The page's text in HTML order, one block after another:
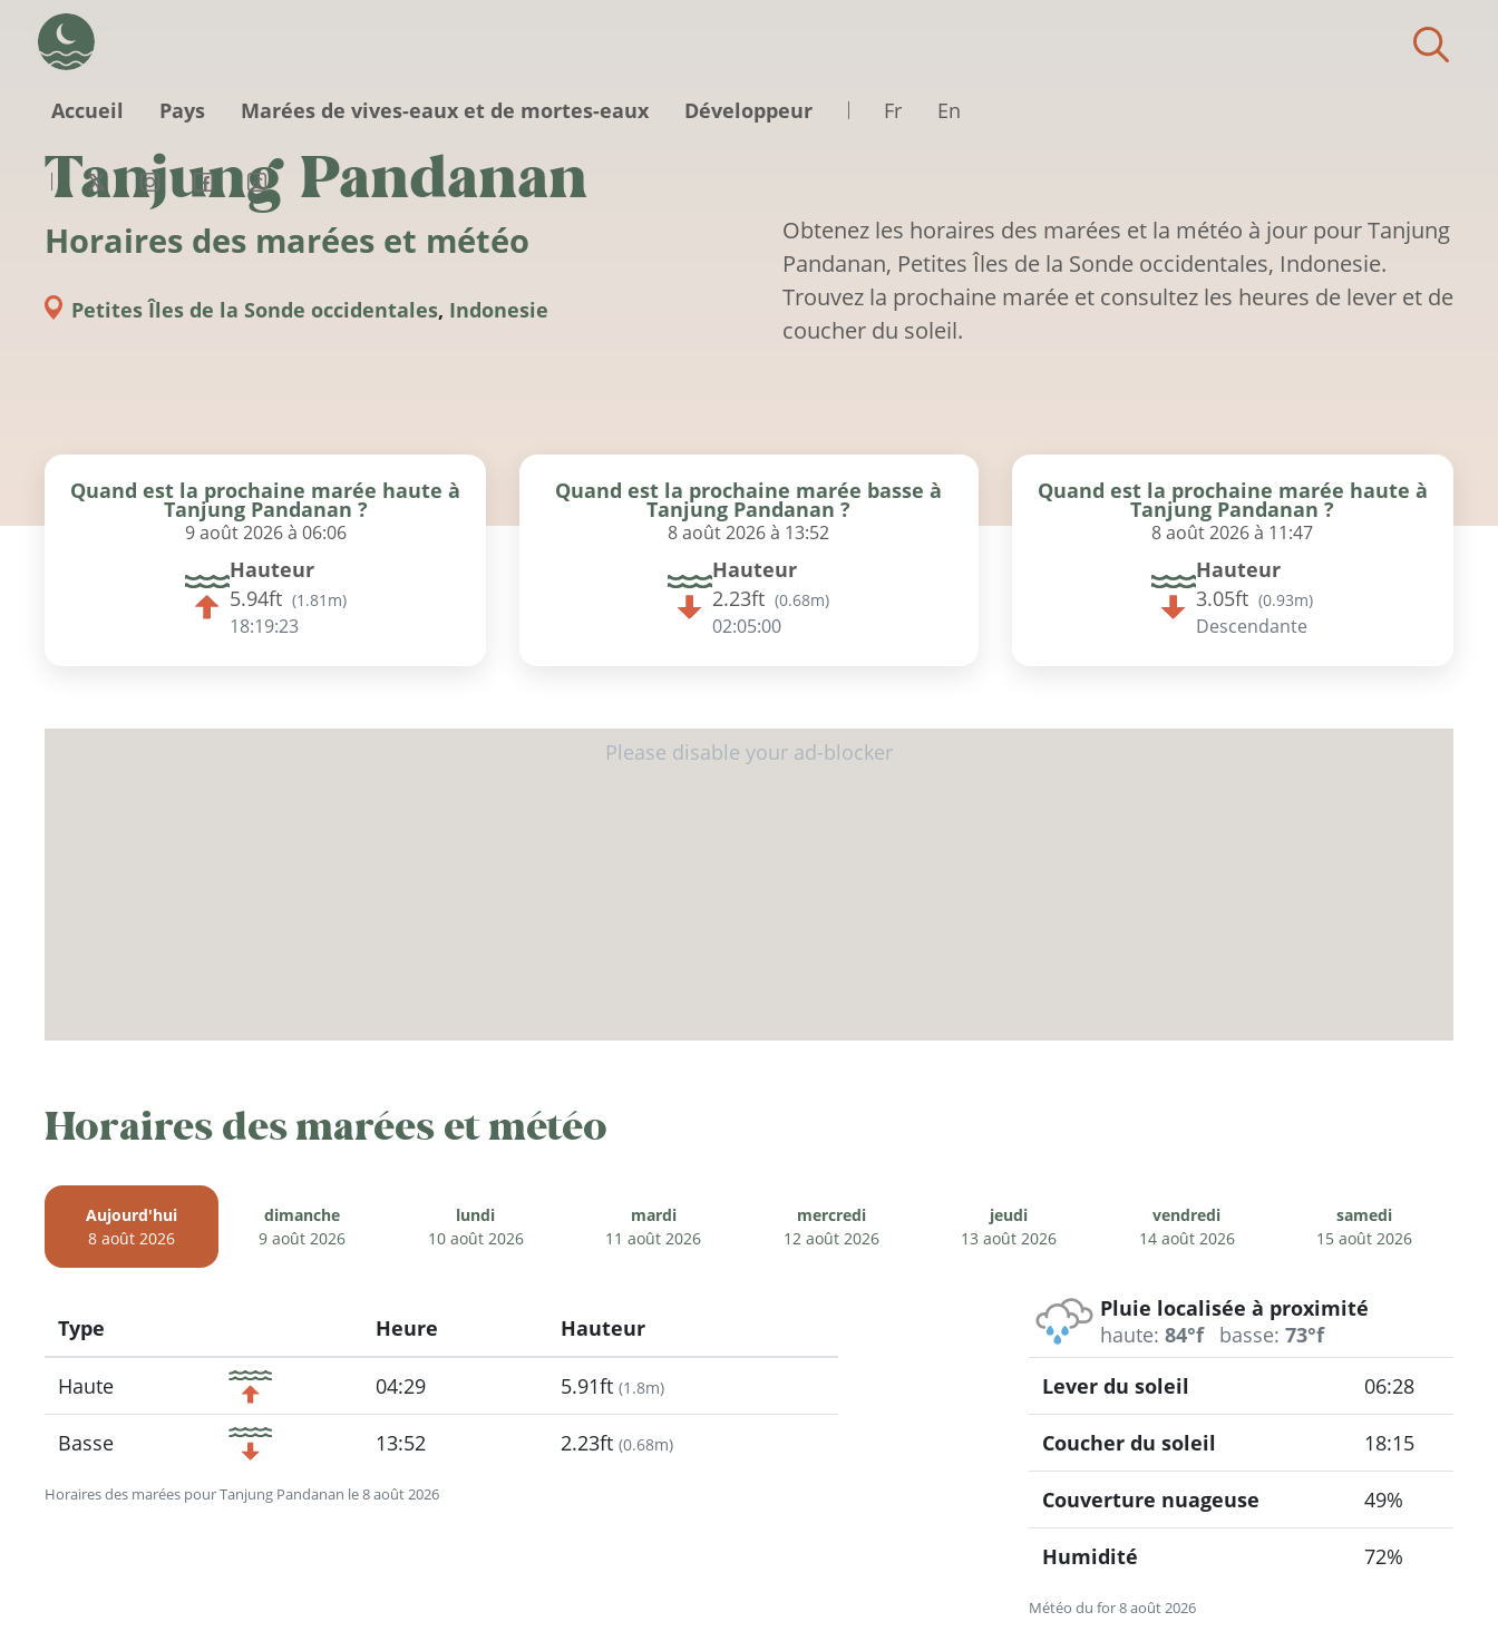
Accueil
Pays Marées de vives-eaux et de mortes-eaux Développeur Fr En
Tanjung Pandanan
Horaires des marées et météo
Petites Îles de la Sonde occidentales, Indonesie
Obtenez les horaires des marées et la météo à jour pour Tanjung
Pandanan, Petites Îles de la Sonde occidentales, Indonesie.
Trouvez la prochaine marée et consultez les heures de lever et de
coucher du soleil.
Quand est la prochaine marée haute à
Tanjung Pandanan ?
9 août 2026 à 06:06
Hauteur
5.94ft (1.81m)
18:19:22
Quand est la prochaine marée basse à
Tanjung Pandanan ?
8 août 2026 à 13:52
Hauteur
2.23ft (0.68m)
02:04:59
Quand est la prochaine marée haute à
Tanjung Pandanan ?
8 août 2026 à 11:47
Hauteur
3.05ft (0.93m)
Descendante
Horaires des marées et météo
Aujourd'hui
8 août 2026
dimanche
9 août 2026
lundi
10 août 2026
mardi
11 août 2026
mercredi
12 août 2026
jeudi
13 août 2026
vendredi
14 août 2026
samedi
15 août 2026
Horaires des marées pour Tanjung Pandanan le 8 août 2026
Type
Icon
Heure Hauteur
Haute 04:29 5.91ft (1.8m)
Basse 13:52 2.23ft (0.68m)
Pluie localisée à proximité
haute: 84°f basse: 73°f
Météo du for 8 août 2026
Lever du soleil 06:28
Coucher du soleil 18:15
Couverture nuageuse 49%
Humidité 72%